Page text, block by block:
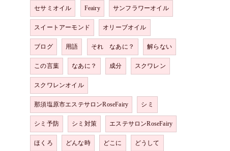
セサミオイル Feairy サンフラワーオイル
スイートアーモンド オリーブオイル
ブログ 用語 それ なあに？ 解らない
この言葉 なあに？ 成分 スクワレン
スクワレンオイル
那須塩原市エステサロンRoseFairy シミ
シミ予防 シミ対策 エステサロンRoseFairy
ほくろ どんな時 どこに どうして